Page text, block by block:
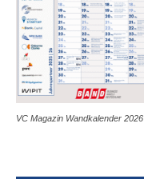
VC Magazin Wandkalender 2026